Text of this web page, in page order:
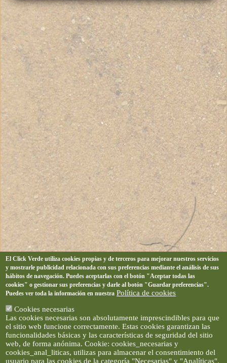
El Click Verde utiliza cookies propias y de terceros para mejorar nuestros servicios
y mostrarle publicidad relacionada con sus preferencias mediante el análisis de sus
hábitos de navegación. Puedes aceptarlas con el botón "Aceptar todas las
cookies" o gestionar sus preferencias y darle al botón "Guardar preferencias".
Puedes ver toda la información en nuestra Política de cookies
Cookies necesarias
Las cookies necesarias son absolutamente imprescindibles para que
el sitio web funcione correctamente. Estas cookies garantizan las
funcionalidades básicas y las características de seguridad del sitio
web, de forma anónima. Cookie: cookies_necesarias y
cookies_anal_liticas, utilizas para almacenar el consentimiento del
usuario para las cookies de la categoría "Necesarias" y "Analíticas".